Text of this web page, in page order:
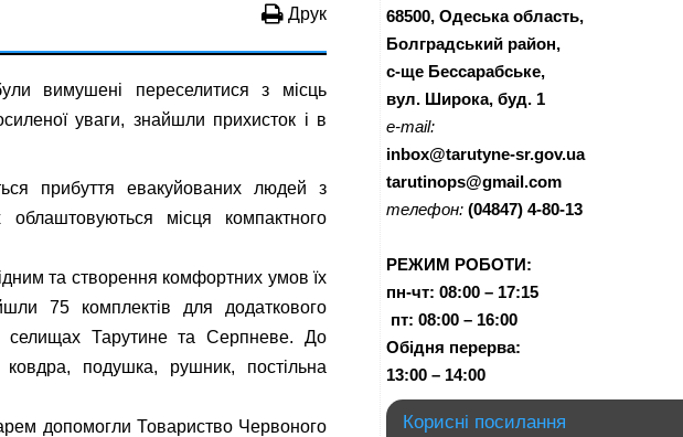
Друк
вимушені переселитися з місць
уваги, знайшли прихисток і в
прибуття евакуйованих людей з
місця компактного
та створення комфортних умов їх
75 комплектів для додаткового
Тарутине та Серпневе. До
ковдра, подушка, рушник, постільна
допомогли Товариство Червоного
68500, Одеська область,
Болградський район,
с-ще Бессарабське,
вул. Широка, буд. 1
e-mail:
inbox@tarutyne-sr.gov.ua
tarutinops@gmail.com
телефон: (04847) 4-80-13
РЕЖИМ РОБОТИ:
пн-чт: 08:00 – 17:15
пт: 08:00 – 16:00
Обідня перерва:
13:00 – 14:00
Корисні посилання